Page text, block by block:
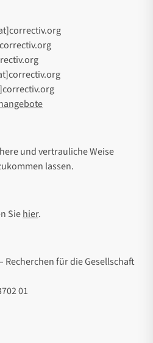
und vertrauliche Weise
lassen.
Siehier.
Recherchen für die Gesellschaft
01